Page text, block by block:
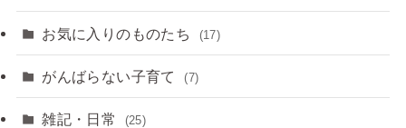
お気に入りのものたち (17)
がんばらない子育て (7)
雑記・日常 (25)